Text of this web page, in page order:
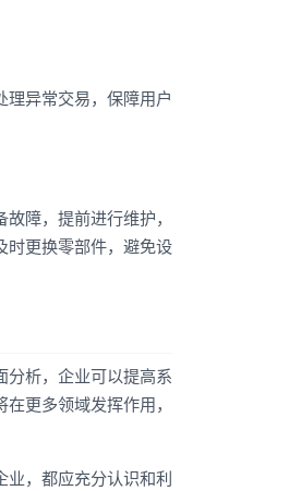
异常交易，保障用户
障，提前进行维护，
时更换零部件，避免设
分析，企业可以提高系
更多领域发挥作用，
，都应充分认识和利